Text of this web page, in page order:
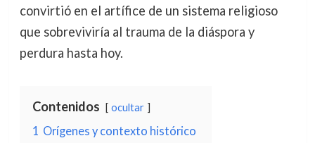
convirtió en el artífice de un sistema religioso
que sobreviviría al trauma de la diáspora y
perdura hasta hoy.
Contenidos ocultar
1 Orígenes y contexto histórico